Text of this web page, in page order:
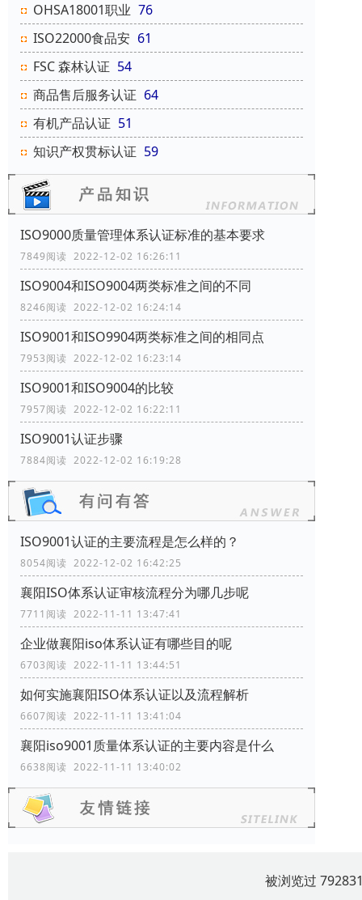
OHSA18001职业 76
ISO22000食品安 61
FSC 森林认证 54
商品售后服务认证 64
有机产品认证 51
知识产权贯标认证 59
ISO9000质量管理体系认证标准的基本要求
7849阅读 2022-12-02 16:26:11
ISO9004和ISO9004两类标准之间的不同
8246阅读 2022-12-02 16:24:14
ISO9001和ISO9904两类标准之间的相同点
7953阅读 2022-12-02 16:23:14
ISO9001和ISO9004的比较
7957阅读 2022-12-02 16:22:11
ISO9001认证步骤
7884阅读 2022-12-02 16:19:28
ISO9001认证的主要流程是怎么样的？
8054阅读 2022-12-02 16:42:25
襄阳ISO体系认证审核流程分为哪几步呢
7711阅读 2022-11-11 13:47:41
企业做襄阳iso体系认证有哪些目的呢
6703阅读 2022-11-11 13:44:51
如何实施襄阳ISO体系认证以及流程解析
6607阅读 2022-11-11 13:41:04
襄阳iso9001质量体系认证的主要内容是什么
6638阅读 2022-11-11 13:40:02
被浏览过